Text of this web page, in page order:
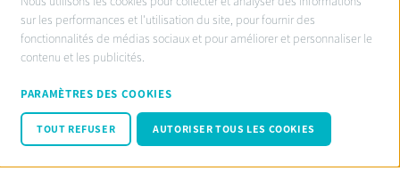
Service d’ombudsman agréé:
www.ombudsnotaire.be
Privacy Policy notaire.be
Cookie policy
Code de conduite RGPD
© Fednot 2026
propos
des
cookies
sur
ce
site
sur les performances et l'utilisation du site, pour fournir des
fonctionnalités de médias sociaux et pour améliorer et personnaliser le
contenu et les publicités.
PARAMÈTRES DES COOKIES
TOUT REFUSER AUTORISER TOUS LES COOKIES